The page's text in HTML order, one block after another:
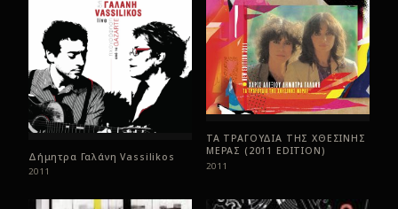
Δήμητρα Γαλάνη Vassilikos
2011
ΤΑ ΤΡΑΓΟΥΔΙΑ ΤΗΣ ΧΘΕΣΙΝΗΣ
ΜΕΡΑΣ (2011 EDITION)
2011